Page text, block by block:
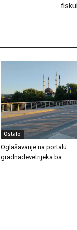
Ostalo
Oglašavanje na portalu
gradnadevetrijeka.ba